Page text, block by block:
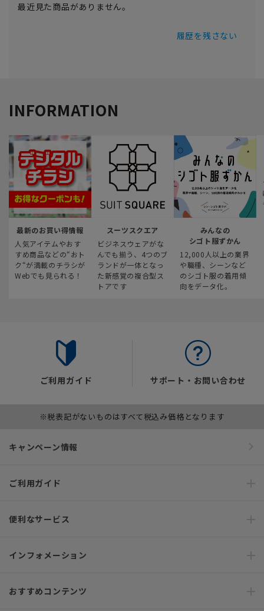
最近見た商品がありません。
履歴を残さない
INFORMATION
最新のお買い得情報
人気アイテムやおす
すめ商品などの“おト
ク“が満載のチラシが
Webでも見られる！
スーツスクエア
ビジネスウェアがな
んでも揃う、4つのブ
ランドが一体となっ
た新感覚の複合型ス
トアです
みんなの
シゴト服ずかん
12,000人以上の業界
や職種、シーンなど
のシゴト服の着用傾
向をデータ化。
ご利用ガイド サポート・お問い合わせ
※税表記がないものはすべて税込み価格となります
キャンペーン情報
ご利用ガイド
便利なサービス
インフォメーション
おすすめコンテンツ